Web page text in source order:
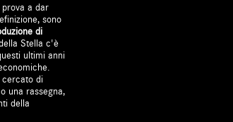
prova a dar
sono
di
Stella c'è
ultimi anni
cercato di
una rassegna,
della